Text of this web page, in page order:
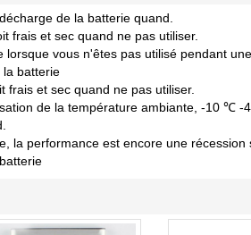
de la batterie quand.
frais et sec quand ne pas utiliser.
vous n'êtes pas utilisé pendant
la batterie
et sec quand ne pas utiliser.
de la température ambiante, -10 ℃
la performance est encore une